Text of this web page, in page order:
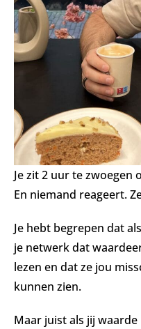
Je zit 2 uur te zwoegen
En niemand reageert.
Je hebt begrepen dat
je netwerk dat
lezen en dat ze jou
kunnen zien.
Maar juist als jij